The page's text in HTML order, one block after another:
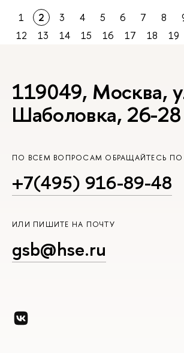
1 2 3 4 5 6 7 8
12
13 14 15 16 17 18 19
119049, Москва,
Шаболовка, 26-28
ПО ВСЕМ ВОПРОСАМ ОБРАЩАЙТЕСЬ ПО
+7(495) 916-89-48
ИЛИ ПИШИТЕ НА ПОЧТУ
gsb@hse.ru